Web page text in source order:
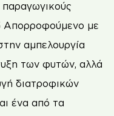
παραγωγικούς
Απορροφούμενο με
αμπελουργία
των φυτών, αλλά
διατροφικών
ένα από τα